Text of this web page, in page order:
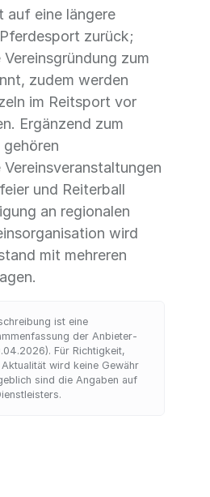
auf eine längere
zurück;
zum
zudem werden
im Reitsport vor
Ergänzend zum
und Reiterball
an regionalen
wird
mit mehreren
ist eine
der Anbieter-
Für Richtigkeit,
wird keine Gewähr
sind die Angaben auf